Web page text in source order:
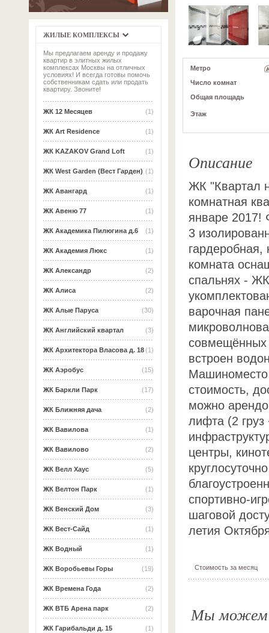
ЖИЛЫЕ КОМПЛЕКСЫ
Мы предлагаем аренду и продажу
квартир в элитных жилых
комплексах Москвы на отличных
условиях! И всегда готовы помочь
собственникам сдать или продать
квартиру. Звоните!
(1)
ЖК 12 Месяцев
(1)
ЖК Art Residence
(1)
ЖК KAZAKOV Grand Loft
(1)
ЖК West Garden (Вест Гарден)
(1)
ЖК Авангард
(1)
ЖК Авеню 77
(1)
ЖК Академика Пилюгина д.6
(1)
ЖК Академия Люкс
(2)
ЖК Александр
(2)
ЖК Алиса
(30)
ЖК Алые Паруса
(3)
ЖК Английский квартал
(1)
ЖК Архитектора Власова д. 18
(15)
ЖК Аэробус
(17)
ЖК Баркли Парк
(2)
ЖК Ближняя дача
(1)
ЖК Вавилова
(2)
ЖК Вавилово
(5)
ЖК Велл Хаус
(1)
ЖК Велтон Парк
(3)
ЖК Венский Дом
(1)
ЖК Вест-Сайд
(1)
ЖК Водный
(19)
ЖК Воробьевы Горы
(2)
ЖК Времена Года
(2)
ЖК ВТБ Арена парк
(1)
ЖК Гарибальди д. 15
Метро
Число комнат
Общая площадь
Этаж
Описание
ЖК "Квартал
комнатная
январе 2017!
3
комната
спальнях -
варочная
совмещённых
встроен
Машиноместо
стоимость,
можно
лифта (2
центры,
спортивно-
шаговой
летия
Стоимость за месяц
Мы можем